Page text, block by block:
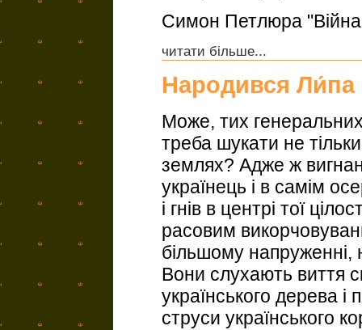
Симон Петлюра "Війна
читати більше...
Народився
Може, тих генеральних
треба шукати не
землях? Адже ж
українець і в самім
і гнів в центрі тої
расовим
більшому напруженні,
Вони слухають виття
українського дерева
струси українського